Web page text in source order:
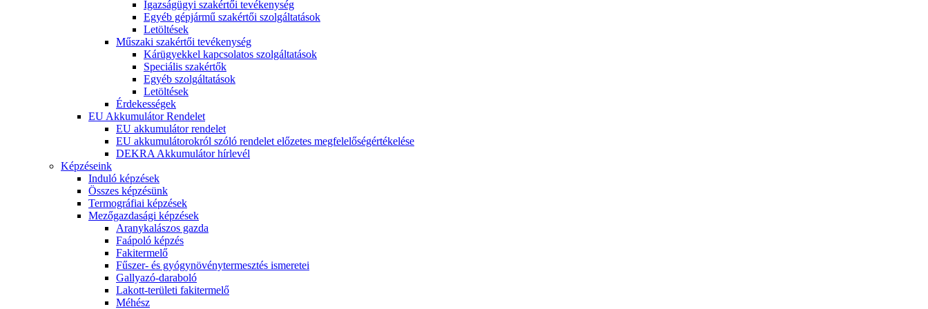
Igazságügyi szakértői tevékenység
Egyéb gépjármű szakértői szolgáltatások
Letöltések
Műszaki szakértői tevékenység
Kárügyekkel kapcsolatos szolgáltatások
Speciális szakértők
Egyéb szolgáltatások
Letöltések
Érdekességek
EU Akkumulátor Rendelet
EU akkumulátor rendelet
EU akkumulátorokról szóló rendelet előzetes megfelelőségértékelése
DEKRA Akkumulátor hírlevél
Képzéseink
Induló képzések
Összes képzésünk
Termográfiai képzések
Mezőgazdasági képzések
Aranykalászos gazda
Faápoló képzés
Fakitermelő
Fűszer- és gyógynövénytermesztés ismeretei
Gallyazó-daraboló
Lakott-területi fakitermelő
Méhész